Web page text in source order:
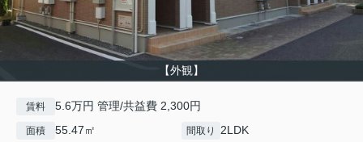
【外観】
賃料 5.6万円 管理/共益費 2,300円
面積 55.47㎡ 間取り 2LDK